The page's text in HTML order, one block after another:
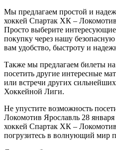
Мы предлагаем простой и
хоккей Спартак ХК –
Просто выберите
покупку через нашу
вам удобство, быстроту и
Также мы предлагаем билеты
посетить другие интересные
или встречи других
Хоккейной Лиги.
Не упустите возможность
Локомотив Ярославль 28
хоккей Спартак ХК –
погрузитесь в волнующий мир